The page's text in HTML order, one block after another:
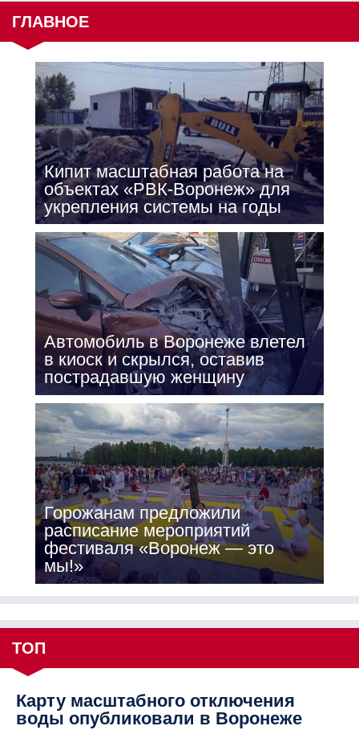
ГЛАВНОЕ
Кипит масштабная работа на
объектах «РВК-Воронеж» для
укрепления системы на годы
Автомобиль в Воронеже влетел
в киоск и скрылся, оставив
пострадавшую женщину
Горожанам предложили
расписание мероприятий
фестиваля «Воронеж — это
мы!»
ТОП
Карту масштабного отключения
воды опубликовали в Воронеже